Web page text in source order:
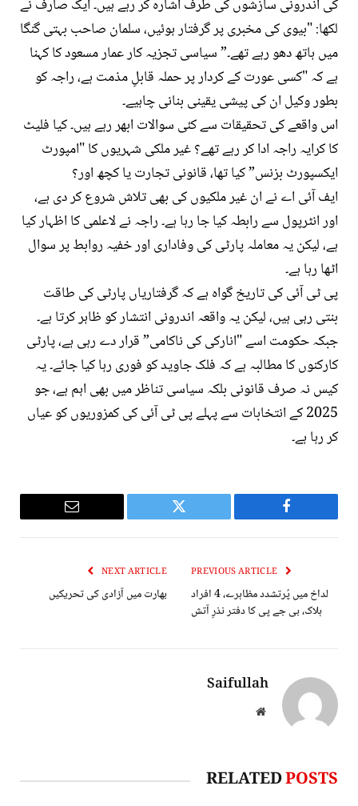
کی اندرونی سازشوں کی طرف اشارہ کر رہے ہیں۔ ایک صارف نے
لکھا: "بیوی کی مخبری پر گرفتار ہوئیں، سلمان صاحب بہتی گنگا
میں ہاتھ دھو رہے تھے۔” سیاسی تجزیہ کار عمار مسعود کا کہنا
ہے کہ "کسی عورت کے کردار پر حملہ قابلِ مذمت ہے، راجہ کو
بطور وکیل ان کی پیشی یقینی بنانی چاہیے۔
اس واقعے کی تحقیقات سے کئی سوالات ابھر رہے ہیں۔ کیا فلیٹ
کا کرایہ راجہ ادا کر رہے تھے؟ غیر ملکی شہریوں کا "امپورٹ
ایکسپورٹ بزنس” کیا تھا، قانونی تجارت یا کچھ اور؟
ایف آئی اے نے ان غیر ملکیوں کی بھی تلاش شروع کر دی ہے،
اور انٹرپول سے رابطہ کیا جا رہا ہے۔ راجہ نے لاعلمی کا اظہار کیا
ہے، لیکن یہ معاملہ پارٹی کی وفاداری اور خفیہ روابط پر سوال
اٹھا رہا ہے۔
پی ٹی آئی کی تاریخ گواہ ہے کہ گرفتاریاں پارٹی کی طاقت
بنتی رہی ہیں، لیکن یہ واقعہ اندرونی انتشار کو ظاہر کرتا ہے۔
جبکہ حکومت اسے "انارکی کی ناکامی” قرار دے رہی ہے، پارٹی
کارکنوں کا مطالبہ ہے کہ فلک جاوید کو فوری رہا کیا جائے۔ یہ
کیس نہ صرف قانونی بلکہ سیاسی تناظر میں بھی اہم ہے، جو
2025 کے انتخابات سے پہلے پی ٹی آئی کی کمزوریوں کو عیاں
کر رہا ہے۔
Facebook
Twitter
Email
لداخ میں پُرتشدد مظاہرے، 4 افراد
ہلاک، بی جے پی کا دفتر نذرِ آتش
NEXT ARTICLE
بھارت میں آزادی کی تحریکیں
Saifullah
Website
RELATEDPOSTS